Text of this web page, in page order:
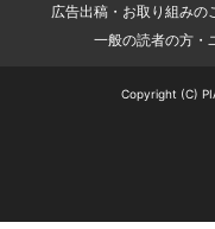
広告出稿・お取り組みの
一般の読者の方・
Copyright (C)